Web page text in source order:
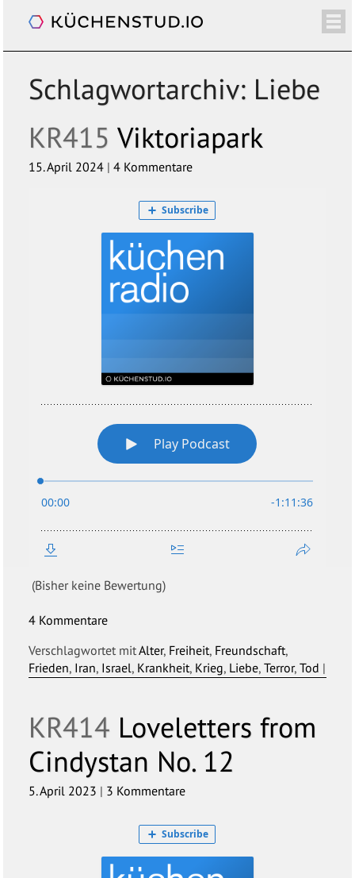
/+ ÜBER SHOP NEWSLETTER
KALENDER
Schlagwortarchiv: Liebe
KR415 Viktoriapark
15. April 2024 |4 Kommentare
(Bisher keine Bewertung)
4 Kommentare
Verschlagwortet mitAlter, Freiheit, Freundschaft,
Frieden, Iran, Israel, Krankheit, Krieg, Liebe,Terror,Tod |
KR414 Loveletters from
Cindystan No. 12
5. April 2023 | 3 Kommentare